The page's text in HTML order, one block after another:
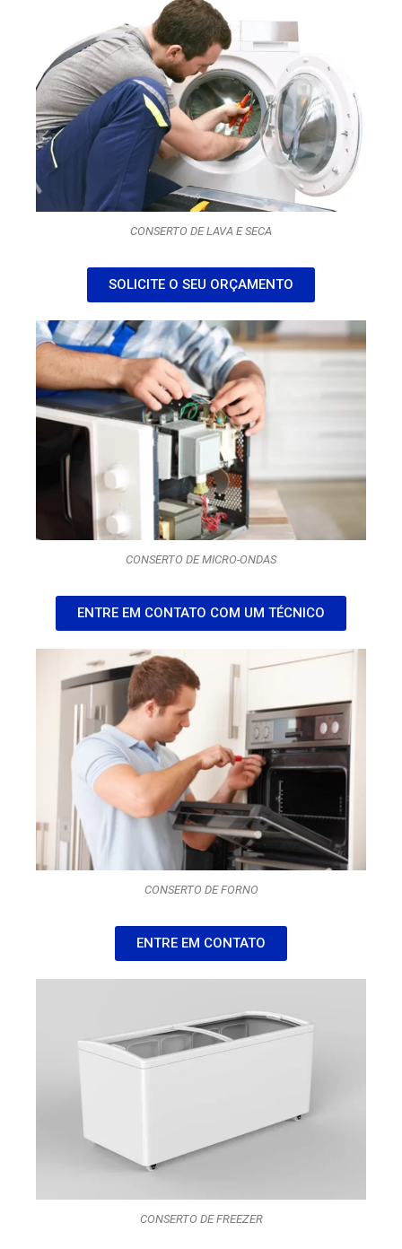
CONSERTO DE LAVA E SECA
SOLICITE O SEU ORÇAMENTO
CONSERTO DE MICRO-ONDAS
ENTRE EM CONTATO COM UM TÉCNICO
CONSERTO DE FORNO
ENTRE EM CONTATO
CONSERTO DE FREEZER